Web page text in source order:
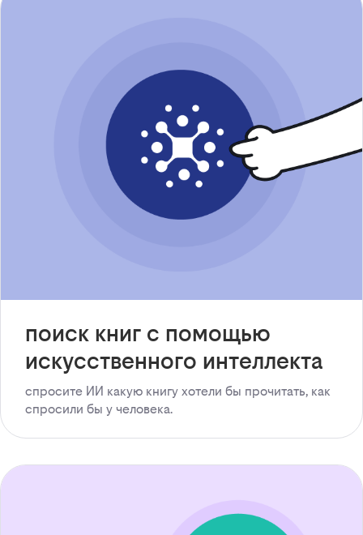
поиск книг с помощью
искусственного интеллекта
спросите ИИ какую книгу хотели бы прочитать, как
спросили бы у человека.